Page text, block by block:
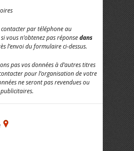
par téléphone au
si vous n’obtenez pas réponsedans
l’envoi du formulaire ci-dessus.
pas vos données à d’autres titres
pour l’organisation de votre
ne seront pas revendues ou